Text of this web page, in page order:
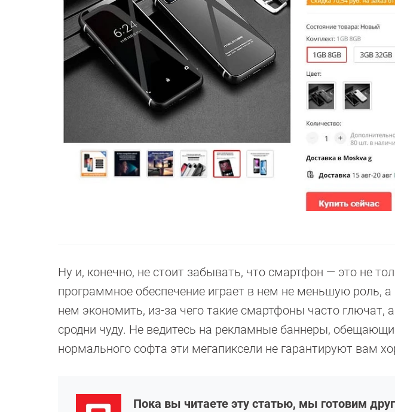
Ну и, конечно, не стоит забывать, что смартфон — это не
программное обеспечение играет в нем не меньшую роль,
нем экономить, из-за чего такие смартфоны часто глючат,
сродни чуду. Не ведитесь на рекламные баннеры,
нормального софта эти мегапиксели не гарантируют вам
Пока вы читаете эту статью, мы готовим